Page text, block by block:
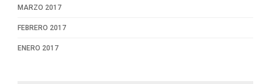
MARZO 2017
FEBRERO 2017
ENERO 2017